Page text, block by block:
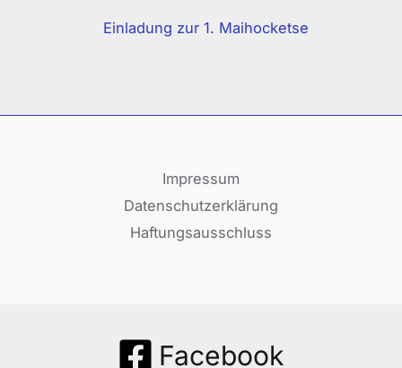
Einladung zur 1. Maihocketse
Impressum
Datenschutzerklärung
Haftungsausschluss
Facebook